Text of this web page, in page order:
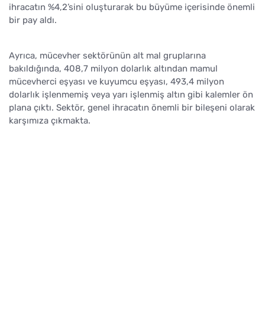
ihracatın %4,2’sini oluşturarak bu büyüme içerisinde önemli
bir pay aldı.
Ayrıca, mücevher sektörünün alt mal gruplarına
bakıldığında, 408,7 milyon dolarlık altından mamul
mücevherci eşyası ve kuyumcu eşyası, 493,4 milyon
dolarlık işlenmemiş veya yarı işlenmiş altın gibi kalemler ön
plana çıktı. Sektör, genel ihracatın önemli bir bileşeni olarak
karşımıza çıkmakta.